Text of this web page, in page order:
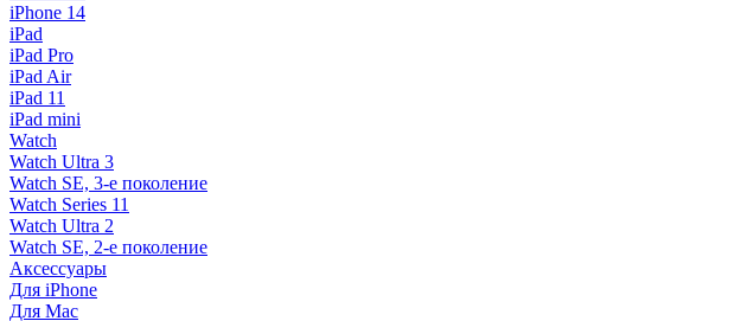
iPhone 14
iPad
iPad Pro
iPad Air
iPad 11
iPad mini
Watch
Watch Ultra 3
Watch SE, 3-е поколение
Watch Series 11
Watch Ultra 2
Watch SE, 2-е поколение
Аксессуары
Для iPhone
Для Mac